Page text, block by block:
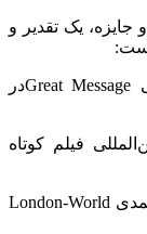
جایزه، یک تقدیر و
جایزه بهترین انیمیشن از جشنواره بین المللی Great Messageدر
فیلم کوتاه
تقدیر ویژه ازسومین جشنواره فیلم‌های کوتاه کمدی London-World